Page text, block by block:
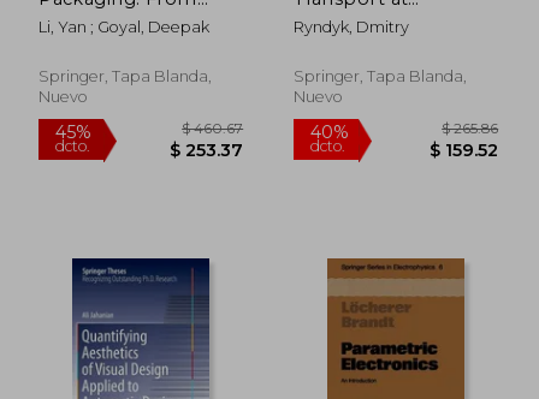
Fundamentals to
Applications (en
Li, Yan ; Goyal, Deepak
Springer, Tapa Blanda,
Nuevo
Nanoscale: An
Introduction (en
Ryndyk, Dmitry
Springer, Tapa Blanda,
Nuevo